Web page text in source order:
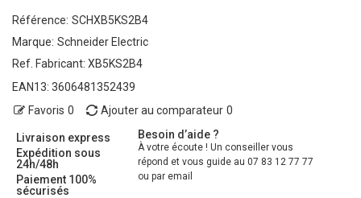
Référence: SCHXB5KS2B4
Marque: Schneider Electric
Ref. Fabricant: XB5KS2B4
EAN13: 3606481352439
Favoris 0 Ajouter au comparateur 0
Livraison express
Expédition sous
24h/48h
Paiement 100%
sécurisés
Besoin d’aide ?
À votre écoute ! Un conseiller vous
répond et vous guide au 07 83 12 77 77
ou par email